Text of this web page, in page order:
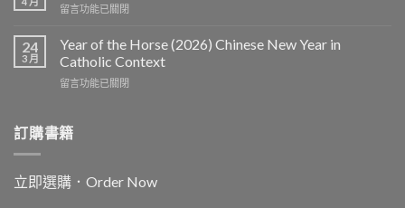
在
and
for
China:
Father
中
留言功能已關閉
24
3 月
Year of the Horse (2026) Chinese New Year in
Catholic Context
在
the
Horse
Chinese
New
留言功能已關閉
訂購書籍
立即選購．Order Now